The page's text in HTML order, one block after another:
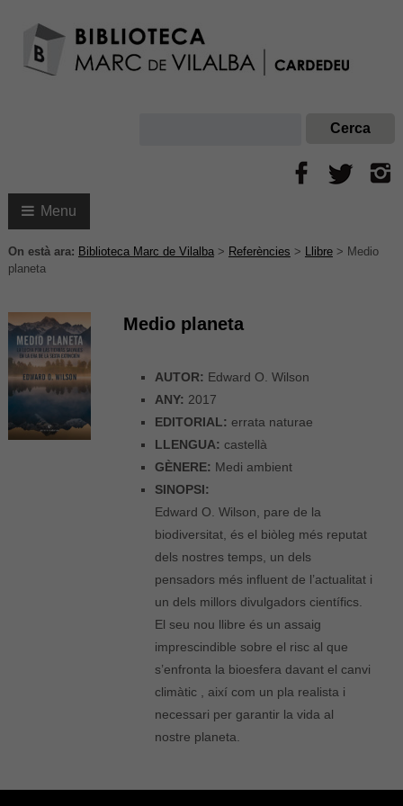
Menu
On està ara: Biblioteca Marc de Vilalba> Referències > Llibre> Medio
planeta
Medio planeta
AUTOR: Edward O. Wilson
ANY: 2017
EDITORIAL: errata naturae
LLENGUA: castellà
GÈNERE: Medi ambient
SINOPSI:
Edward O. Wilson, pare de la
biodiversitat, és el biòleg més reputat
dels nostres temps, un dels
pensadors més influent de l’actualitat i
un dels millors divulgadors científics.
El seu nou llibre és un assaig
imprescindible sobre el risc al que
s’enfronta la bioesfera davant el canvi
climàtic , així com un pla realista i
necessari per garantir la vida al
nostre planeta.